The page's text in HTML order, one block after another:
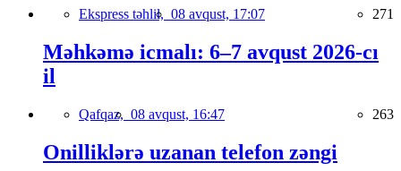
Ekspress təhlil, 08 avqust, 17:07 271
Məhkəmə icmalı: 6–7 avqust 2026-cı
il
Qafqaz, 08 avqust, 16:47 263
Onilliklərə uzanan telefon zəngi